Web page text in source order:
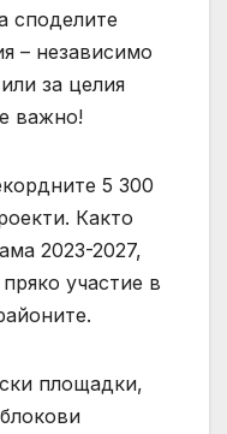
споделите
– независимо
за целия
важно!
5 300
Както
2023-2027,
участие в
площадки,